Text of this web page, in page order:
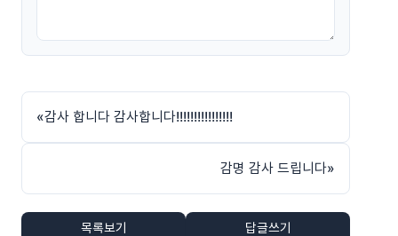
«감사 합니다 감사합니다!!!!!!!!!!!!!!!!
감명 감사 드립니다»
목록보기 답글쓰기